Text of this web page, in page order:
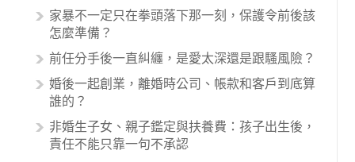
生與病患之間引起的糾紛還是經常發生。很多案
例中最後都走向訴訟流程，我們如果不幸遇到相
的內容其實非常多，有些案例…
家暴不一定只在拳頭落下那一刻，保護令前後該
怎麼準備？
前任分手後一直糾纏，是愛太深還是跟騷風險？
婚後一起創業，離婚時公司、帳款和客戶到底算
誰的？
非婚生子女、親子鑑定與扶養費：孩子出生後，
責任不能只靠一句不承認